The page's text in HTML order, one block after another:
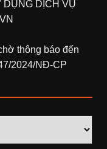
DỊCH VỤ
thông báo đến
2024/NĐ-CP